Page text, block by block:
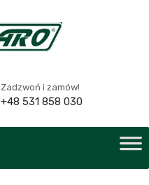
Zadzwoń i zamów!
+48 531 858 030